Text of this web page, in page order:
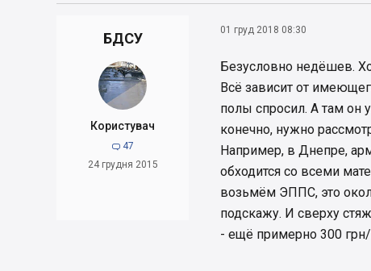
БДСУ
Користувач
 47
24 грудня 2015
01 груд 2018 08:30
Безусловно недёшев.
Всё зависит от
полы спросил. А там он
конечно, нужно
Например, в Днепре,
обходится со всеми
возьмём ЭППС, это
подскажу. И сверху
- ещё примерно 300